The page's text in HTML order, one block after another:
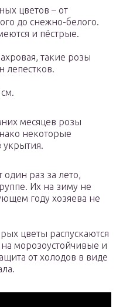
цветов – от
до снежно-белого.
и пёстрые.
такие розы
лепестков.
месяцев розы
некоторые
укрытия.
один раз за лето,
Их на зиму не
году хозяева не
цветы распускаются
на морозоустойчивые и
от холодов в виде